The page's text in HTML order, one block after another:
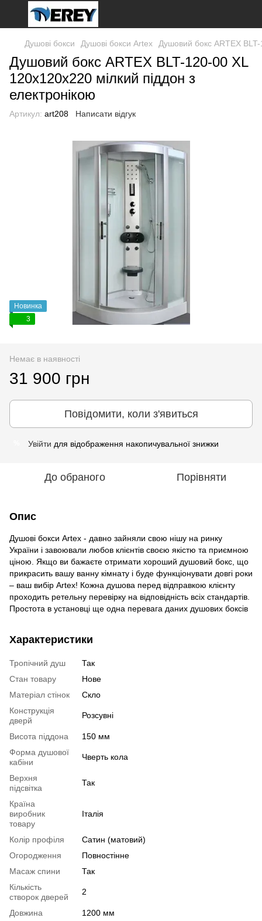
Душові бокси Душові бокси Artex Душовий бокс ARTEX
Душовий бокс ARTEX BLT-120-00 XL
120x120x220 мілкий піддон з
електронікою
Артикул: art208 Написати відгук
Новинка
3
Немає в наявності
31 900 грн
Повідомити, коли з'явиться
Увійти для відображення накопичувальної знижки
До обраного Порівняти
Опис
Душові бокси Artex - давно зайняли свою нішу на ринку
України і завоювали любов клієнтів своєю якістю та приємною
ціною. Якщо ви бажаєте отримати хороший душовий бокс, що
прикрасить вашу ванну кімнату і буде функціонувати довгі роки
– ваш вибір Artex! Кожна душова перед відправкою клієнту
проходить ретельну перевірку на відповідність всіх стандартів.
Простота в установці ще одна перевага даних душових боксів
Характеристики
Тропічний душ
Так
Стан товару
Нове
Матеріал стінок
Скло
Конструкція
дверй
Розсувні
Висота піддона
150 мм
Форма душової
кабіни
Чверть кола
Верхня
підсвітка
Так
Країна
виробник
товару
Італія
Колір профіля
Сатин (матовий)
Огородження
Повностінне
Масаж спини
Так
Кількість
створок дверей
2
Довжина
1200 мм